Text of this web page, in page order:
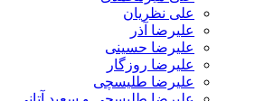
علی نظریان
علیرضا آذر
علیرضا حسینی
علیرضا روزگار
علیرضا طلیسچی